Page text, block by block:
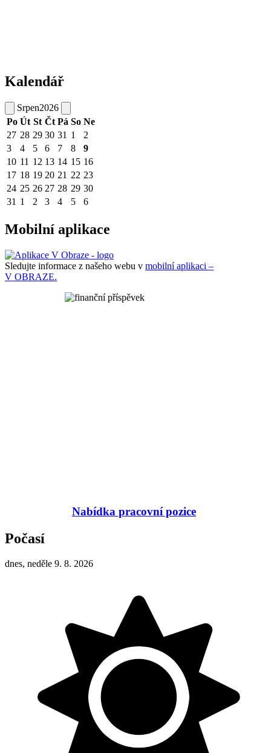
Kalendář
Srpen2026
Po Út St Čt Pá So Ne
27 28 29 30 31 1
2
3
4 5 6 7 8
9
10 11 12 13 14 15 16
17 18 19 20 21 22 23
24 25 26 27 28 29 30
31 1 2 3 4 5 6
Mobilní aplikace
Sledujte informace z našeho webu v mobilní aplikaci –
V OBRAZE.
Nabídka pracovní pozice
Počasí
dnes, neděle 9. 8. 2026